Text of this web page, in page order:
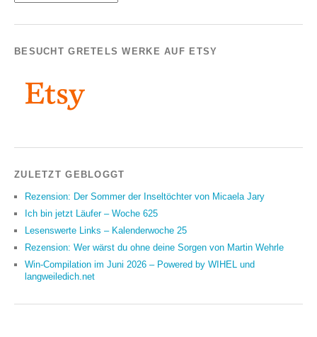
BESUCHT GRETELS WERKE AUF ETSY
ZULETZT GEBLOGGT
Rezension: Der Sommer der Inseltöchter von Micaela Jary
Ich bin jetzt Läufer – Woche 625
Lesenswerte Links – Kalenderwoche 25
Rezension: Wer wärst du ohne deine Sorgen von Martin Wehrle
Win-Compilation im Juni 2026 – Powered by WIHEL und
langweiledich.net